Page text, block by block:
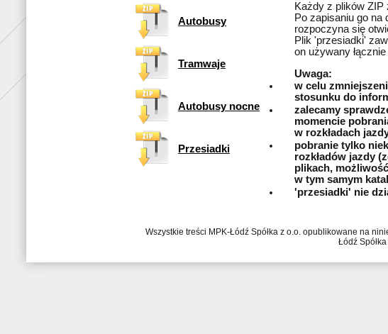
Autobusy
Tramwaje
Autobusy nocne
Przesiadki
Każdy z plików ZIP
Po zapisaniu go na
rozpoczyna się
Plik 'przesiadki'
on używany
Uwaga:
w celu
stosunku do
zalecamy
momencie
w rozkładach
pobranie tylko
rozkładów jazdy
plikach,
w tym samym
'przesiadki' nie
Wszystkie treści MPK-Łódź Spółka z o.o. opublikowane na
Łódź